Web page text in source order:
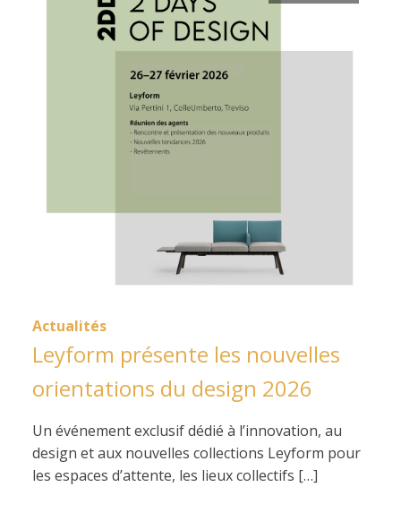
Actualités
Leyform présente les nouvelles
orientations du design 2026
Un événement exclusif dédié à l’innovation, au
design et aux nouvelles collections Leyform pour
les espaces d’attente, les lieux collectifs […]